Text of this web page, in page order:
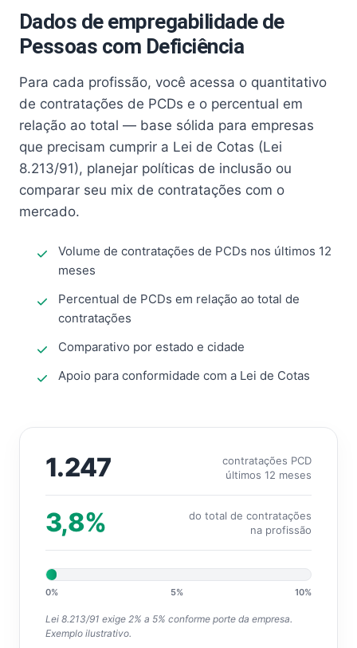
Dados de empregabilidade de
Pessoas com Deficiência
Para cada profissão, você acessa o quantitativo
de contratações de PCDs e o percentual em
relação ao total — base sólida para empresas
que precisam cumprir a Lei de Cotas (Lei
8.213/91), planejar políticas de inclusão ou
comparar seu mix de contratações com o
mercado.
Volume de contratações de PCDs nos últimos 12
meses
Percentual de PCDs em relação ao total de
contratações
Comparativo por estado e cidade
Apoio para conformidade com a Lei de Cotas
1.247
contratações PCD
últimos 12 meses
3,8%
do total de contratações
na profissão
0% 5% 10%
Lei 8.213/91 exige 2% a 5% conforme porte da empresa.
Exemplo ilustrativo.